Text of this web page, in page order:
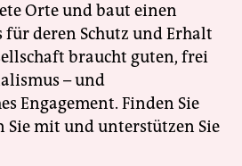
Orte und baut einen
für deren Schutz und Erhalt
braucht guten, frei
– und
Engagement. Finden Sie
Sie mit und unterstützen Sie